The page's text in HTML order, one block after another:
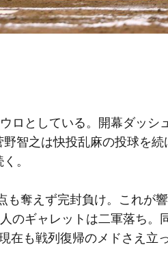
ロとしている。開幕ダッシ
智之は快投乱麻の投球を続
。
奪えず完封負け。これが
のギャレットは二軍落ち。
在も戦列復帰のメドさえ立